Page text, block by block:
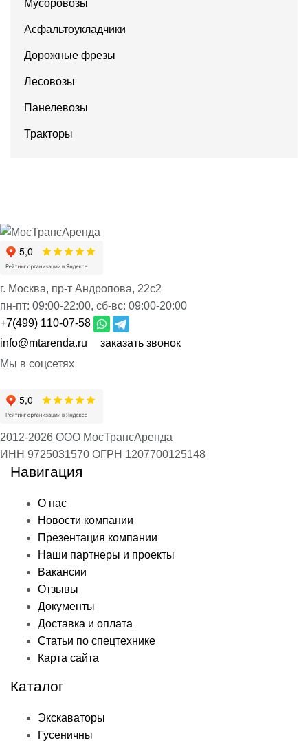
Мусоровозы
Асфальтоукладчики
Дорожные фрезы
Лесовозы
Панелевозы
Тракторы
г. Москва, пр-т Андропова, 22с2
пн-пт: 09:00-22:00, сб-вс: 09:00-20:00
+7(499) 110-07-58
info@mtarenda.ru
заказать звонок
Мы в соцсетях
2012-2026 ООО МосТрансАренда
ИНН 9725031570 ОГРН 1207700125148
Навигация
О нас
Новости компании
Презентация компании
Наши партнеры и проекты
Вакансии
Отзывы
Документы
Доставка и оплата
Статьи по спецтехнике
Карта сайта
Каталог
Экскаваторы
Гусеничны